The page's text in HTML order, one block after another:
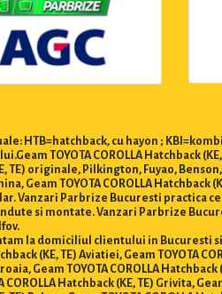
HTB=hatchback, cu hayon ;
TOYOTA COROLLA Hatchback
TE) originale, Pilkington, Fuyao, Benson,
Geam TOYOTA COROLLA Hatchback
Vanzari Parbrize Bucuresti practica
si montate. Vanzari Parbrize
la domiciliul clientului in Bucuresti si
(KE, TE) Aviatiei, Geam TOYOTA
Geam TOYOTA COROLLA
COROLLA Hatchback (KE, TE) Grivita,